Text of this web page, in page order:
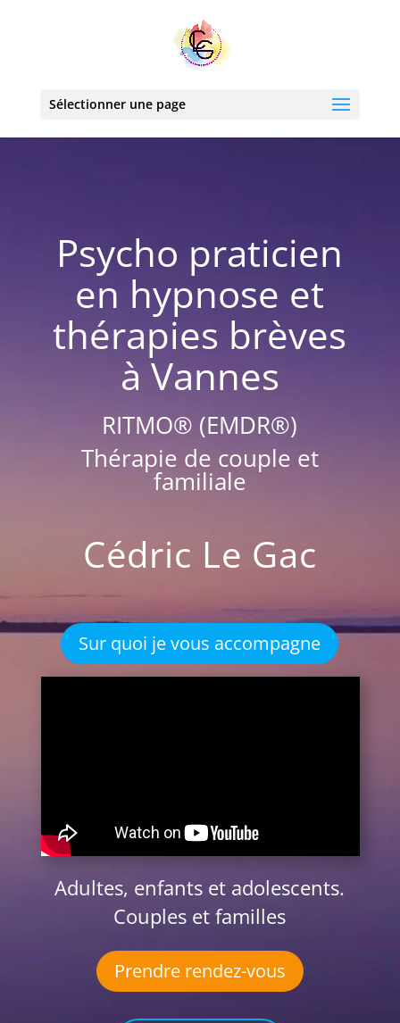
Sélectionner une page
Psycho praticien
en hypnose et
thérapies brèves
à Vannes
RITMO® (EMDR®)
Thérapie de couple et
familiale
Cédric Le Gac
Sur quoi je vous accompagne
Adultes, enfants et adolescents.
Couples et familles
Prendre rendez-vous